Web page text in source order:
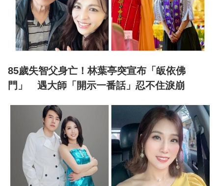
85歲失智父身亡！林葉亭突宣布「皈依佛
門」 遇大師「開示一番話」忍不住淚崩